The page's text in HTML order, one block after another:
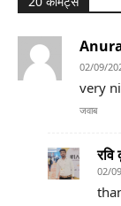
02/09/
very
जवाब
रवि
02/